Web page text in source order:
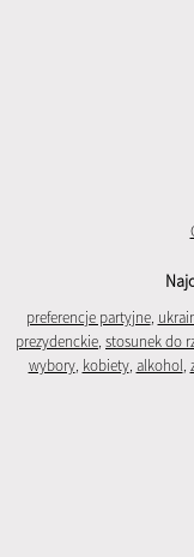
preferencje partyjne,
prezydenckie, stosunek do
wybory, kobiety, alkohol,